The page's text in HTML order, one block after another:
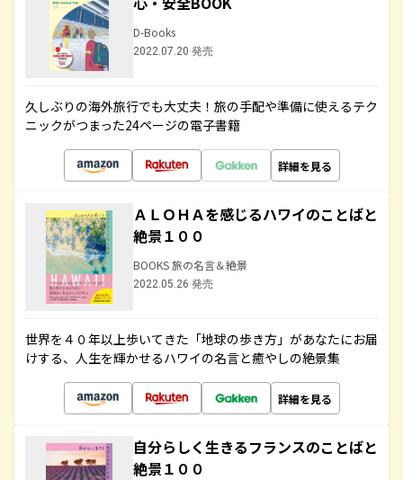
D-Books
2022.07.20 発売
久しぶりの海外旅行でも大丈夫！旅の手配や準備に使えるテク
ニックがつまった24ページの電子書籍
詳細を見る
ＡＬＯＨＡを感じるハワイのことばと
絶景１００
BOOKS 旅の名言＆絶景
2022.05.26 発売
世界を４０年以上歩いてきた「地球の歩き方」があなたにお届
けする、人生を輝かせるハワイの名言と癒やしの絶景集
詳細を見る
自分らしく生きるフランスのことばと
絶景１００